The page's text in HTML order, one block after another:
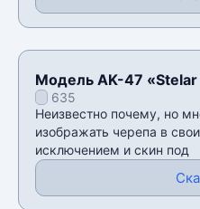
Модель AK-47 «Stelar
v34635
Неизвестно почему, но
изображать черепа в
исключением и скин под